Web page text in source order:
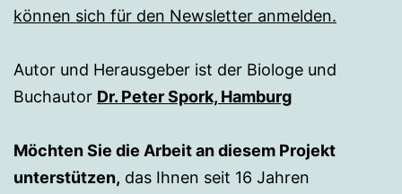
können sich für den Newsletter anmelden.
Autor und Herausgeber ist der Biologe und
Buchautor Dr. Peter Spork, Hamburg
Möchten Sie die Arbeit an diesem Projekt
unterstützen, das Ihnen seit 16 Jahren